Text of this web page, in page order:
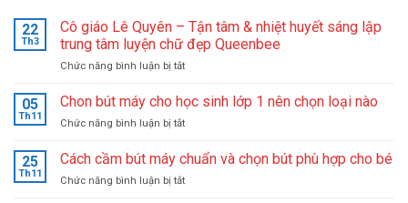
22
Th3
Cô giáo Lê Quyên – Tận tâm & nhiệt huyết sáng lập
trung tâm luyện chữ đẹp Queenbee
Chức năng bình luận bị tắtở
giáo
Lê
Quyên
Tận
05
Th11
Chon bút máy cho học sinh lớp 1 nên chọn loại nào
Chức năng bình luận bị tắtở
bút
cho
25
Th11
Cách cầm bút máy chuẩn và chọn bút phù hợp cho bé
Chức năng bình luận bị tắtở